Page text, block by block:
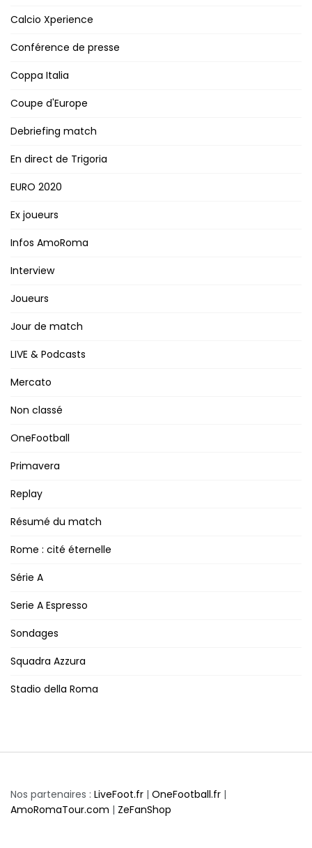
Calcio Xperience
Conférence de presse
Coppa Italia
Coupe d'Europe
Debriefing match
En direct de Trigoria
EURO 2020
Ex joueurs
Infos AmoRoma
Interview
Joueurs
Jour de match
LIVE & Podcasts
Mercato
Non classé
OneFootball
Primavera
Replay
Résumé du match
Rome : cité éternelle
Série A
Serie A Espresso
Sondages
Squadra Azzura
Stadio della Roma
Nos partenaires : LiveFoot.fr | OneFootball.fr |
AmoRomaTour.com | ZeFanShop